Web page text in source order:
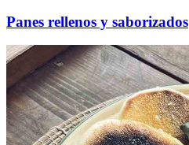
Panes rellenos y saborizados